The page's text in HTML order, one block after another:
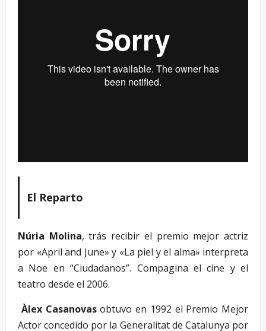
El Reparto
Núria Molina, trás recibir el premio mejor actriz
por «April and June» y «La piel y el alma» interpreta
a Noe en “Ciudadanos”. Compagina el cine y el
teatro desde el 2006.
Àlex Casanovasobtuvo en 1992 el Premio Mejor
Actor concedido por la Generalitat de Catalunya por